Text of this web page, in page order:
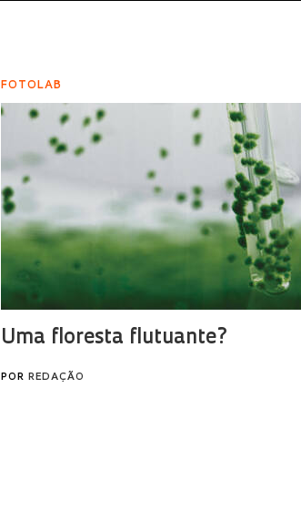
FOTOLAB
Uma floresta flutuante?
POR REDAÇÃO